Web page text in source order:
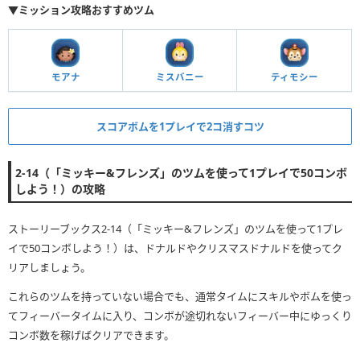
▼ミッション攻略おすすめツム
モアナ ミスバニー ティモシー
スコアボムを1プレイで2コ消すコツ
2-14（「ミッキー&フレンズ」のツムを使って1プレイで50コンボ
しよう！）の攻略
ストーリーブックス2-14（「ミッキー&フレンズ」のツムを使って1プレ
イで50コンボしよう！）は、ドナルドやクリスマスドナルドを使ってク
リアしましょう。
これらのツムを持っていない場合でも、通常タイムにスキルやボムを使っ
てフィーバータイムに入り、コンボが途切れないフィーバー中にゆっくり
コンボ数を稼げばクリアできます。